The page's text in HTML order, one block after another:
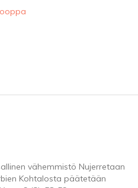
vähemmistö Nujerretaan
Kohtalosta päätetään